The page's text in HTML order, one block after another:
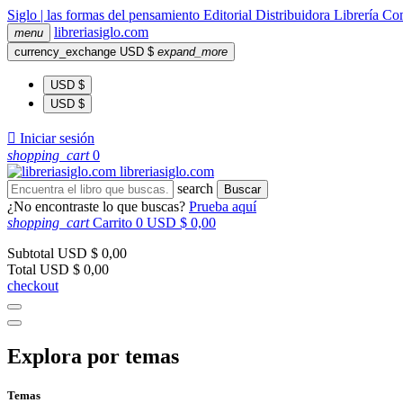
Siglo | las formas del pensamiento Editorial Distribuidora Librería
menu libreriasiglo.com
currency_exchange USD $ expand_more
USD $
USD $
 Iniciar sesión
shopping_cart 0
libreriasiglo.com
search
Buscar
¿No encontraste lo que buscas? Prueba aquí
shopping_cart Carrito 0 USD $ 0,00
Subtotal USD $ 0,00
Total USD $ 0,00
checkout
Explora por temas
Temas